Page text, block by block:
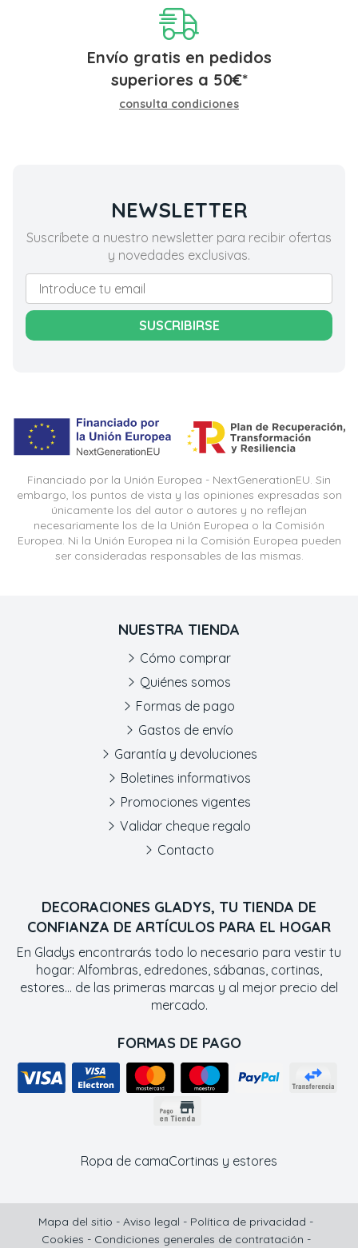
Envío gratis en pedidos
superiores a 50€*
consulta condiciones
NEWSLETTER
Suscríbete a nuestro newsletter para recibir ofertas
y novedades exclusivas.
SUSCRIBIRSE
Financiado por la Unión Europea - NextGenerationEU. Sin
embargo, los puntos de vista y las opiniones expresadas son
únicamente los del autor o autores y no reflejan
necesariamente los de la Unión Europea o la Comisión
Europea. Ni la Unión Europea ni la Comisión Europea pueden
ser consideradas responsables de las mismas.
DECORACIONES GLADYS, TU TIENDA DE
CONFIANZA DE ARTÍCULOS PARA EL HOGAR
En Gladys encontrarás todo lo necesario para vestir tu
hogar: Alfombras, edredones, sábanas, cortinas,
estores... de las primeras marcas y al mejor precio del
mercado.
FORMAS DE PAGO
NUESTRA TIENDA
Cómo comprar
Quiénes somos
Formas de pago
Gastos de envío
Garantía y devoluciones
Boletines informativos
Promociones vigentes
Validar cheque regalo
Contacto
Ropa de camaCortinas y estores
Mapa del sitio - Aviso legal - Política de privacidad -
Cookies - Condiciones generales de contratación -